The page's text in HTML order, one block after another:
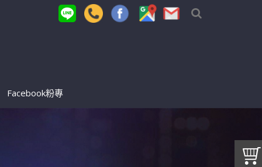
Facebook粉專